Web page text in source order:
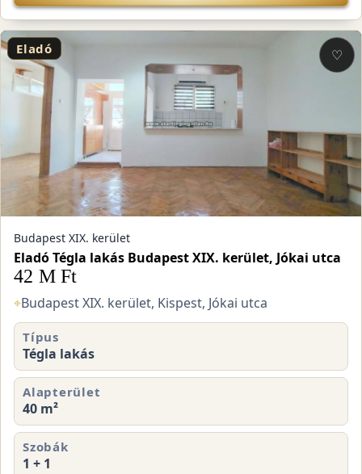
Eladó ♡
Budapest XIX. kerület
Eladó Tégla lakás Budapest XIX. kerület, Jókai utca
42 M Ft
⌖Budapest XIX. kerület, Kispest, Jókai utca
Típus
Tégla lakás
Alapterület
40 m²
Szobák
1 + 1